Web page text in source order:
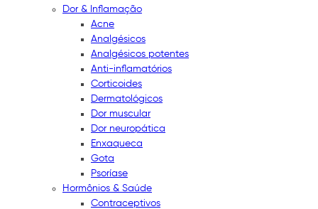
Dor & Inflamação
Acne
Analgésicos
Analgésicos potentes
Anti-inflamatórios
Corticoides
Dermatológicos
Dor muscular
Dor neuropática
Enxaqueca
Gota
Psoríase
Hormônios & Saúde
Contraceptivos